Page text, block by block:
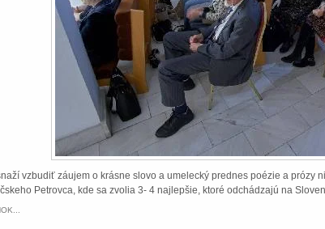
vzbudiť záujem o krásne slovo a umelecký prednes poézie a
Petrovca, kde sa zvolia 3- 4 najlepšie, ktoré odchádzajú na